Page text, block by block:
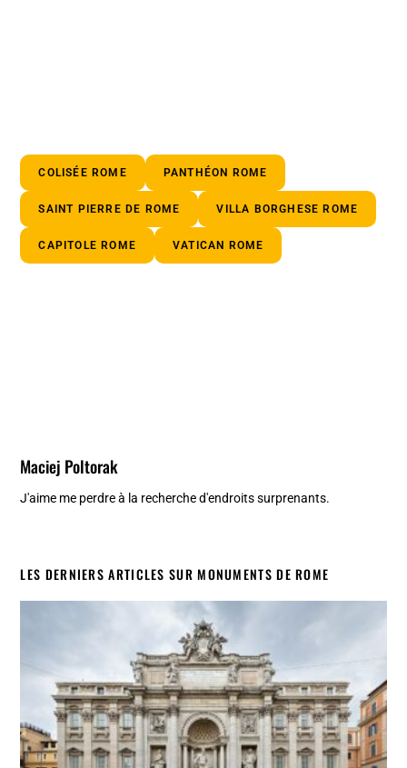
COLISÉE ROME PANTHÉON ROME
SAINT PIERRE DE ROME VILLA BORGHESE ROME
CAPITOLE ROME VATICAN ROME
Maciej Poltorak
J'aime me perdre à la recherche d'endroits surprenants.
LES DERNIERS ARTICLES SUR MONUMENTS DE ROME